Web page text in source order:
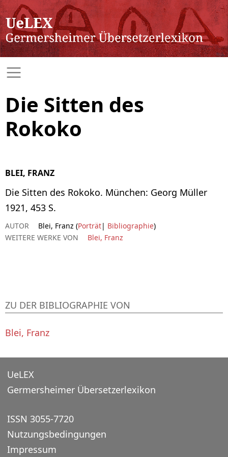
Die Sitten des
Rokoko
BLEI, FRANZ
Die Sitten des Rokoko. München: Georg Müller
1921, 453 S.
AUTOR Blei, Franz (Porträt| Bibliographie)
WEITERE WERKE VON
Blei, Franz
ZU DER BIBLIOGRAPHIE VON
Blei, Franz
UeLEX
Germersheimer Übersetzerlexikon
ISSN 3055-7720
Nutzungsbedingungen
Impressum